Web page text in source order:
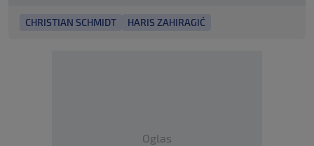
CHRISTIAN SCHMIDT HARIS ZAHIRAGIĆ
Oglas